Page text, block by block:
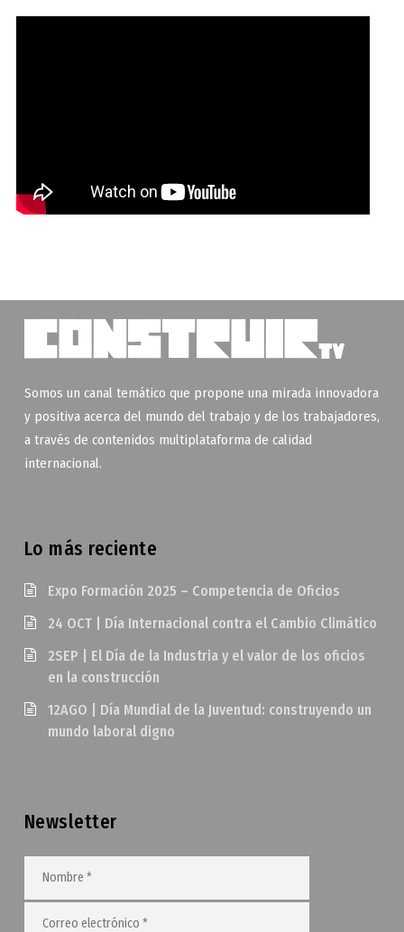
Somos un canal temático que propone una mirada innovadora
y positiva acerca del mundo del trabajo y de los trabajadores,
a través de contenidos multiplataforma de calidad
internacional.
Lo más reciente
Expo Formación 2025 – Competencia de Oficios
24 OCT | Día Internacional contra el Cambio Climático
2SEP | El Día de la Industria y el valor de los oficios
en la construcción
12AGO | Día Mundial de la Juventud: construyendo un
mundo laboral digno
Newsletter